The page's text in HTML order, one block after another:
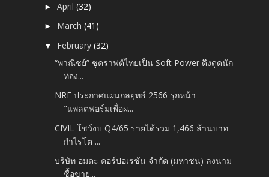
►April(32)
► March(41)
▼ February(32)
“พาณิชย์” ชูคราฟต์ไทยเป็น Soft Power ดึงดูดนัก
ท่อง...
NRF ประกาศแผนกลยุทธ์ 2566 รุกหน้า
"แพลตฟอร์มเพื่อผ...
CIVIL โชว์งบ Q4/65 รายได้รวม 1,466 ล้านบาท
กำไรโต ...
บริษัท อมตะ คอร์ปอเรชัน จำกัด (มหาชน) ลงนาม
ซื้อขาย...